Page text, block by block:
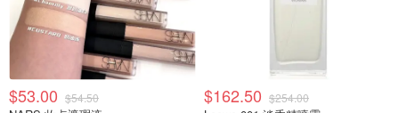
$53.00 $54.50 $162.50 $254.00